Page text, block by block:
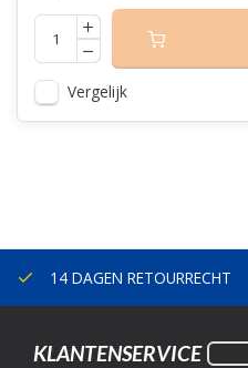
Vergelijk
14 DAGEN RETOURRECHT
KLANTENSERVICE